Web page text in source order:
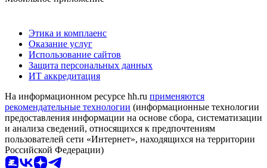
Этика и комплаенс
Оказание услуг
Использование сайтов
Защита персональных данных
ИТ аккредитация
На информационном ресурсе hh.ru применяются
рекомендательные технологии (информационные технологии
предоставления информации на основе сбора, систематизации
и анализа сведений, относящихся к предпочтениям
пользователей сети «Интернет», находящихся на территории
Российской Федерации)